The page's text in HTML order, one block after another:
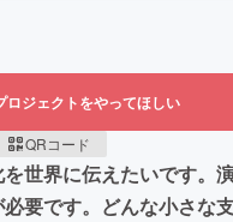
ロジェクトをやってほしい
QRコード
世界に伝えたいです
要です。どんな小さな